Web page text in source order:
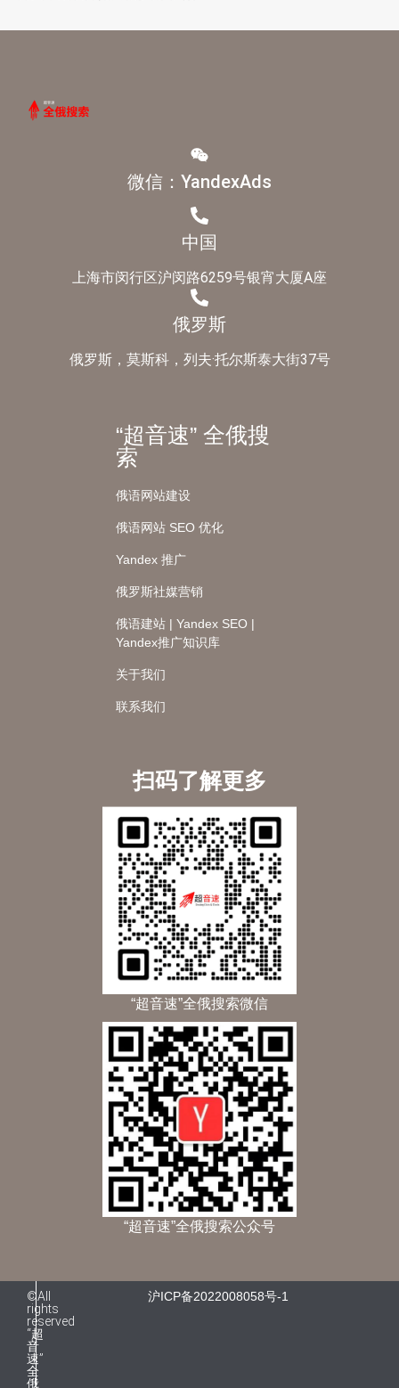
微信：YandexAds
中国
上海市闵行区沪闵路6259号银宵大厦A座
俄罗斯
俄罗斯，莫斯科，列夫·托尔斯泰大街37号
“超音速” 全俄搜
索
俄语网站建设
俄语网站 SEO 优化
Yandex 推广
俄罗斯社媒营销
俄语建站 | Yandex SEO |
Yandex推广知识库
关于我们
联系我们
扫码了解更多
“超音速”全俄搜索微信
“超音速”全俄搜索公众号
©All
rights
reserved
“超
音
速”
全
俄
沪ICP备2022008058号-1